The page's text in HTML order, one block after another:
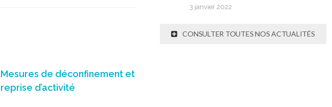
Mesures de déconfinement et
reprise d’activité
3 janvier 2022
CONSULTER TOUTES NOS ACTUALITÉS